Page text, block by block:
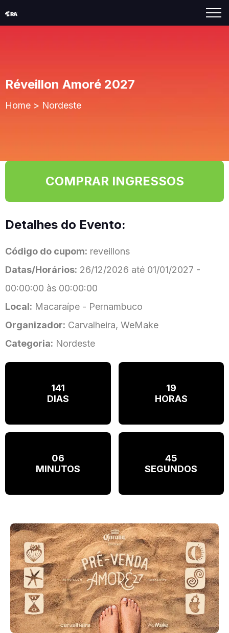
Réveillon Amoré 2027
Home > Nordeste
COMPRAR INGRESSOS
Detalhes do Evento:
Código do cupom: reveillons
Datas/Horários: 26/12/2026 até 01/01/2027 -
00:00:00 às 00:00:00
Local: Macaraípe - Pernambuco
Organizador: Carvalheira, WeMake
Categoria: Nordeste
141
DIAS
19
HORAS
06
MINUTOS
45
SEGUNDOS